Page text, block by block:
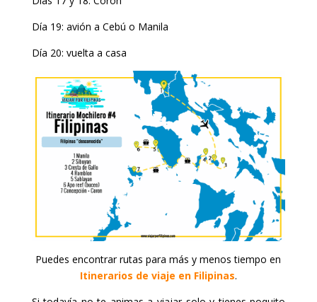
Día 19: avión a Cebú o Manila
Día 20: vuelta a casa
Puedes encontrar rutas para más y menos tiempo en
Itinerarios de viaje en Filipinas.